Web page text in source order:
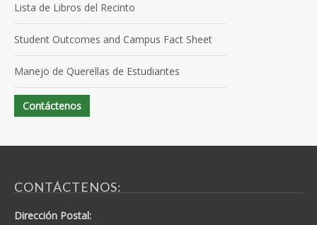
Lista de Libros del Recinto
Student Outcomes and Campus Fact Sheet
Manejo de Querellas de Estudiantes
Contáctenos
CONTÁCTENOS:
Dirección Postal: